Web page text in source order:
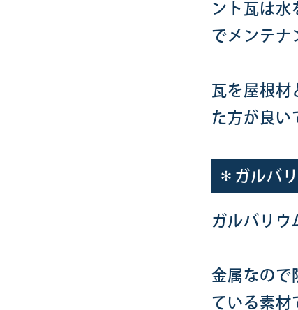
ント瓦は水
でメンテナ
瓦を屋根材
た方が良い
＊ガルバ
ガルバリウ
金属なので
ている素材